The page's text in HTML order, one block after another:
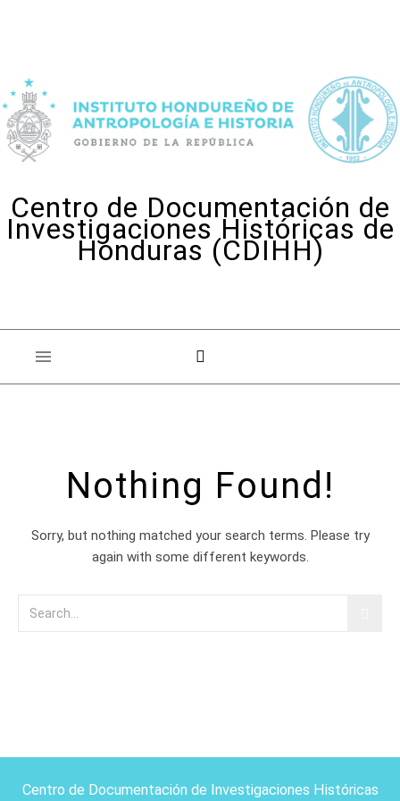
Centro de Documentación de
Investigaciones Históricas de
Honduras (CDIHH)
Nothing Found!
Sorry, but nothing matched your search terms. Please try
again with some different keywords.
Centro de Documentación de Investigaciones Históricas